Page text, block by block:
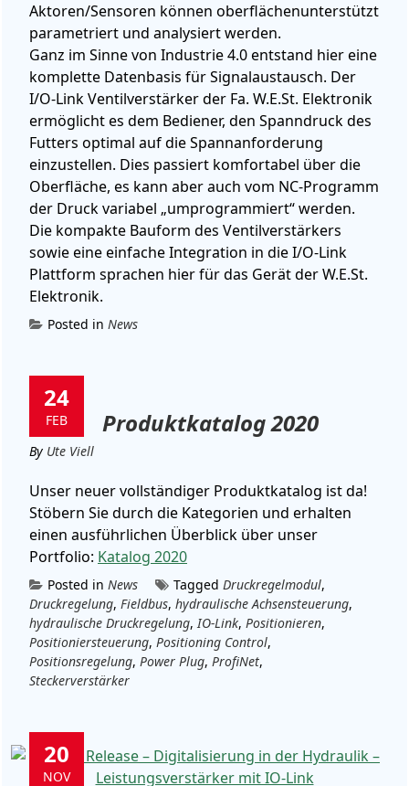
Aktoren/Sensoren können oberflächenunterstützt
parametriert und analysiert werden.
Ganz im Sinne von Industrie 4.0 entstand hier eine
komplette Datenbasis für Signalaustausch. Der
I/O-Link Ventilverstärker der Fa. W.E.St. Elektronik
ermöglicht es dem Bediener, den Spanndruck des
Futters optimal auf die Spannanforderung
einzustellen. Dies passiert komfortabel über die
Oberfläche, es kann aber auch vom NC-Programm
der Druck variabel „umprogrammiert“ werden.
Die kompakte Bauform des Ventilverstärkers
sowie eine einfache Integration in die I/O-Link
Plattform sprachen hier für das Gerät der W.E.St.
Elektronik.
Posted in News
Produktkatalog 2020
24
FEB
By Ute Viell
Unser neuer vollständiger Produktkatalog ist da!
Stöbern Sie durch die Kategorien und erhalten
einen ausführlichen Überblick über unser
Portfolio: Katalog 2020
Posted in News Tagged Druckregelmodul,
Druckregelung, Fieldbus, hydraulische Achsensteuerung,
hydraulische Druckregelung,IO-Link, Positionieren,
Positioniersteuerung, Positioning Control,
Positionsregelung, Power Plug, ProfiNet,
Steckerverstärker
20
NOV